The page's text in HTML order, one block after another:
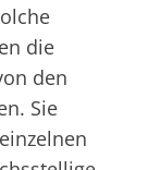
die
den
Sie